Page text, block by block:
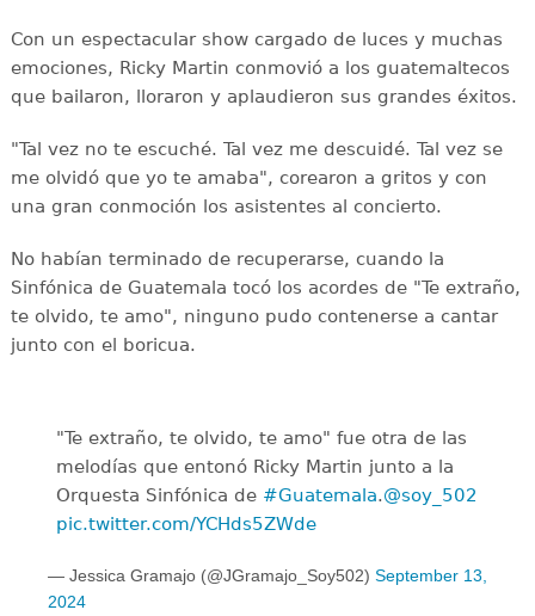
Con un espectacular show cargado de luces y muchas
emociones, Ricky Martin conmovió a los guatemaltecos
que bailaron, lloraron y aplaudieron sus grandes éxitos.
"Tal vez no te escuché. Tal vez me descuidé. Tal vez se
me olvidó que yo te amaba", corearon a gritos y con
una gran conmoción los asistentes al concierto.
No habían terminado de recuperarse, cuando la
Sinfónica de Guatemala tocó los acordes de "Te extraño,
te olvido, te amo", ninguno pudo contenerse a cantar
junto con el boricua.
"Te extraño, te olvido, te amo" fue otra de las
melodías que entonó Ricky Martin junto a la
Orquesta Sinfónica de #Guatemala.@soy_502
pic.twitter.com/YCHds5ZWde
— Jessica Gramajo (@JGramajo_Soy502) September 13,
2024